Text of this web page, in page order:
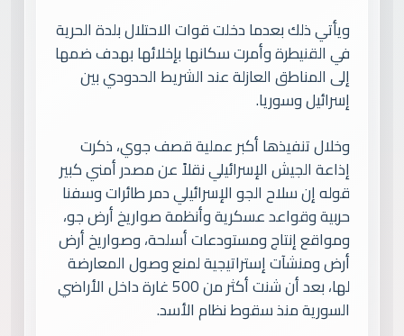
ويأتي ذلك بعدما دخلت قوات الاحتلال بلدة الحرية
في القنيطرة وأمرت سكانها بإخلائها بهدف ضمها
إلى المناطق العازلة عند الشريط الحدودي بين
إسرائيل وسوريا.
وخلال تنفيذها أكبر عملية قصف جوي، ذكرت
إذاعة الجيش الإسرائيلي نقلاً عن مصدر أمني كبير
قوله إن سلاح الجو الإسرائيلي دمر طائرات وسفنا
حربية وقواعد عسكرية وأنظمة صواريخ أرض جو،
ومواقع إنتاج ومستودعات أسلحة، وصواريخ أرض
أرض ومنشآت إستراتيجية لمنع وصول المعارضة
لها، بعد أن شنت أكثر من 500 غارة داخل الأراضي
السورية منذ سقوط نظام الأسد.